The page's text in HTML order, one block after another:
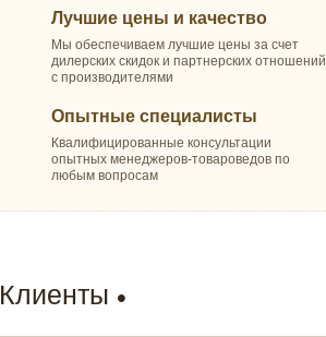
Лучшие цены и качество
Мы обеспечиваем лучшие цены за счет
дилерских скидок и партнерских отношений
с производителями
Опытные специалисты
Квалифицированные консультации
опытных менеджеров-товароведов по
любым вопросам
Клиенты